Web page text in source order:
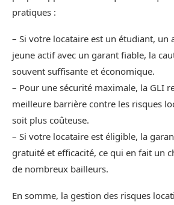
pratiques :
– Si votre locataire est un étudiant, un
jeune actif avec un garant fiable, la
souvent suffisante et économique.
– Pour une sécurité maximale, la GLI
meilleure barrière contre les risques
soit plus coûteuse.
– Si votre locataire est éligible, la
gratuité et efficacité, ce qui en fait un
de nombreux bailleurs.
En somme, la gestion des risques